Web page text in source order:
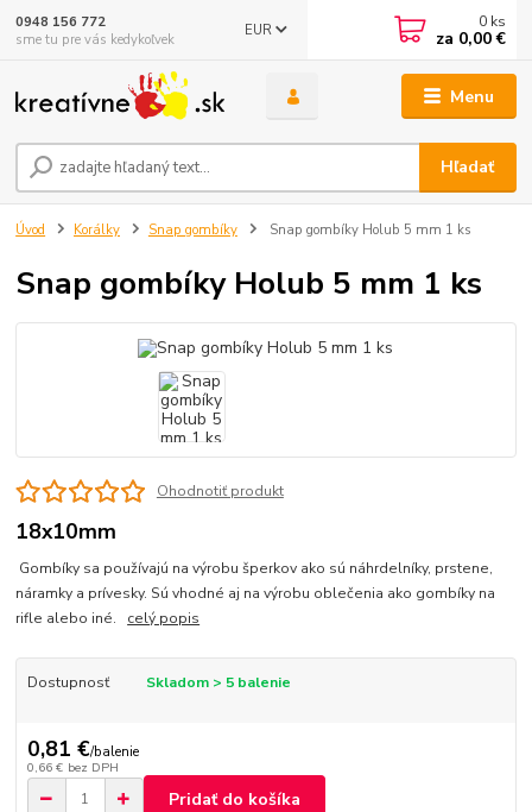
Menu
EUR
Hľadať
0948 156 772
sme tu pre vás kedykoľvek
0 ks
za 0,00 €
Úvod Korálky Snap gombíky Snap gombíky Holub 5 mm 1 ks
Snap gombíky Holub 5 mm 1 ks
Ohodnotiť produkt
18x10mm
Gombíky sa používajú na výrobu šperkov ako sú náhrdelníky, prstene,
náramky a prívesky. Sú vhodné aj na výrobu oblečenia ako gombíky na
rifle alebo iné. celý popis
Dostupnosť Skladom > 5 balenie
0,81 €/balenie
0,66 € bez DPH
Pridať do košíka